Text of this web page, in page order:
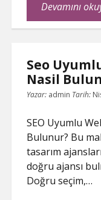
Devamını
Seo
Nasil
Yazar: admin Tarih:
SEO Uyumlu
Bulunur? Bu
tasarım
doğru ajansı
Doğru seçim,…